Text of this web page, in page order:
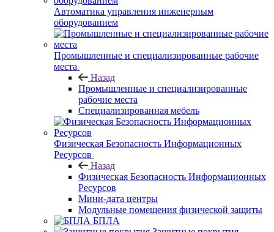
Автоматика управления инженерным
оборудованием
Промышленные и специализированные рабочие
места
Назад
Промышленные и специализированные
рабочие места
Специализированная мебель
Физическая Безопасность Информационных
Ресурсов
Назад
Физическая Безопасность Информационных
Ресурсов
Мини-дата центры
Модульные помещения физической защиты
БПЛА